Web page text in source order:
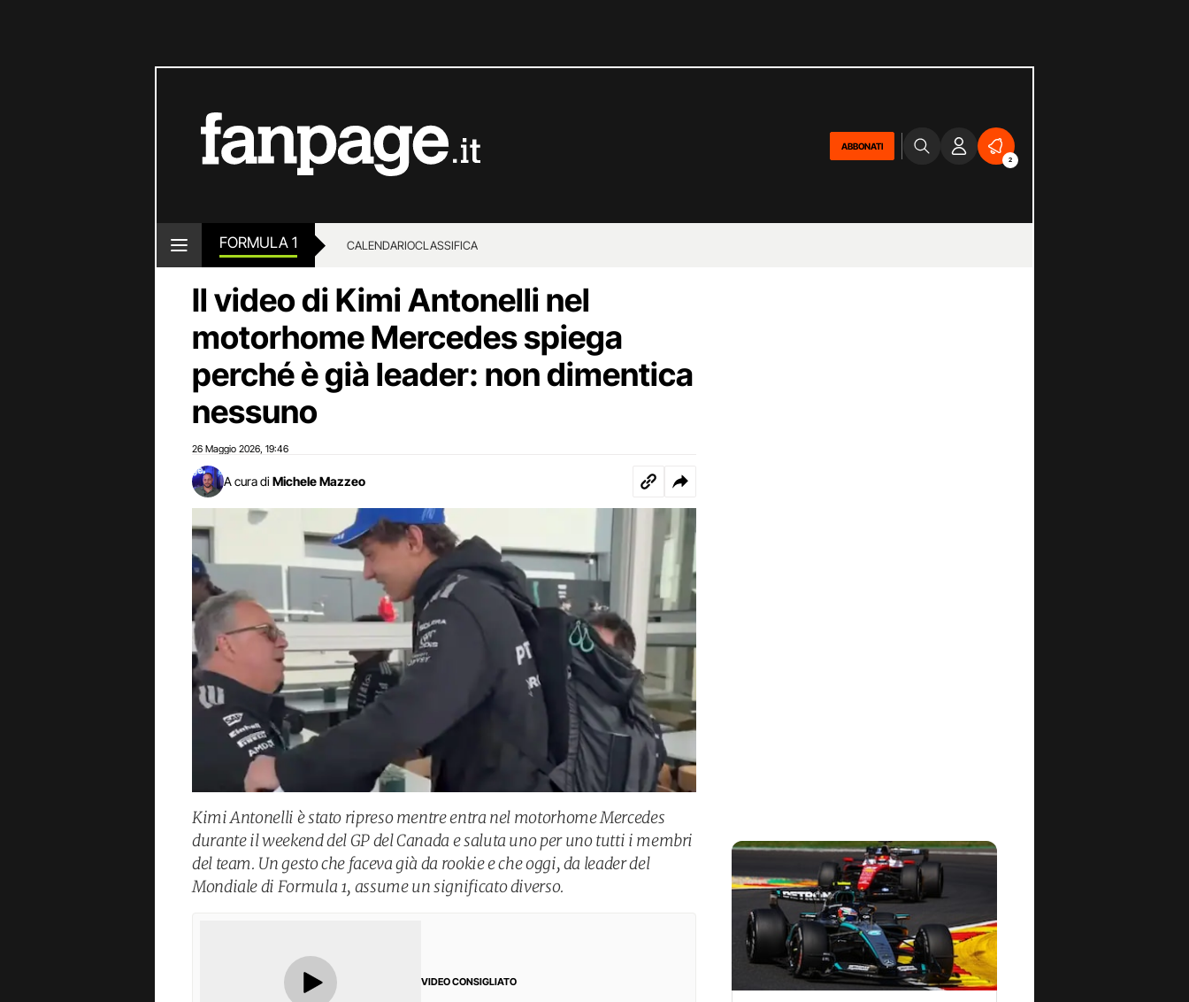
ABBONATI
2
FORMULA 1 CALENDARIOCLASSIFICA
Il video di Kimi Antonelli nel
motorhome Mercedes spiega
perché è già leader: non dimentica
nessuno
26 Maggio 2026 19:46
A cura di Michele Mazzeo
Kimi Antonelli è stato ripreso mentre entra nel motorhome Mercedes
durante il weekend del GP del Canada e saluta uno per uno tutti i membri
del team. Un gesto che faceva già da rookie e che oggi, da leader del
Mondiale di Formula 1, assume un significato diverso.
VIDEO CONSIGLIATO